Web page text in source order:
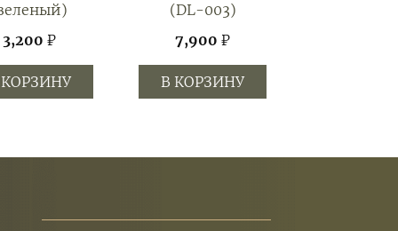
3,200 ₽
(DL-003)
7,900₽
В КОРЗИНУ